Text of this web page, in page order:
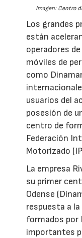
Imagen: Centro
Los grandes
están
operadores
móviles de
como
usuarios del
posesión de
centro de
Federación
Motorizado
La empresa
su primer
Odense
respuesta a
formados por
importantes